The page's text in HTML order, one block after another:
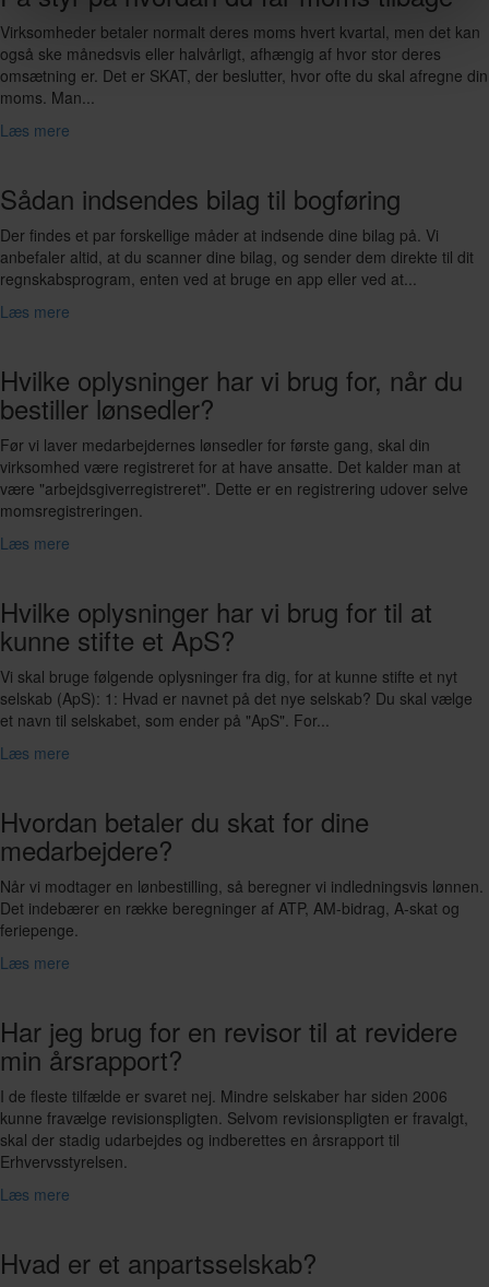
Virksomheder betaler normalt deres moms hvert kvartal, men det kan
også ske månedsvis eller halvårligt, afhængig af hvor stor deres
omsætning er. Det er SKAT, der beslutter, hvor ofte du skal afregne din
moms. Man...
Læs mere
Sådan indsendes bilag til bogføring
Der findes et par forskellige måder at indsende dine bilag på. Vi
anbefaler altid, at du scanner dine bilag, og sender dem direkte til dit
regnskabsprogram, enten ved at bruge en app eller ved at...
Læs mere
Hvilke oplysninger har vi brug for, når du
bestiller lønsedler?
Før vi laver medarbejdernes lønsedler for første gang, skal din
virksomhed være registreret for at have ansatte. Det kalder man at
være "arbejdsgiverregistreret". Dette er en registrering udover selve
momsregistreringen.
Læs mere
Hvilke oplysninger har vi brug for til at
kunne stifte et ApS?
Vi skal bruge følgende oplysninger fra dig, for at kunne stifte et nyt
selskab (ApS): 1: Hvad er navnet på det nye selskab? Du skal vælge
et navn til selskabet, som ender på "ApS". For...
Læs mere
Hvordan betaler du skat for dine
medarbejdere?
Når vi modtager en lønbestilling, så beregner vi indledningsvis lønnen.
Det indebærer en række beregninger af ATP, AM-bidrag, A-skat og
feriepenge.
Læs mere
Har jeg brug for en revisor til at revidere
min årsrapport?
I de fleste tilfælde er svaret nej. Mindre selskaber har siden 2006
kunne fravælge revisionspligten. Selvom revisionspligten er fravalgt,
skal der stadig udarbejdes og indberettes en årsrapport til
Erhvervsstyrelsen.
Læs mere
Hvad er et anpartsselskab?